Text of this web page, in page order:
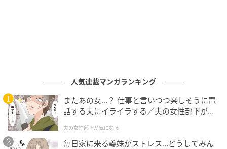
人気連載マンガランキング
またあの女…？ 仕事と言いつつ楽しそうに電
話する夫にイライラする／夫の女性部下が気
夫の女性部下が気になる
毎日家に来る義妹がストレス…どうしてみん